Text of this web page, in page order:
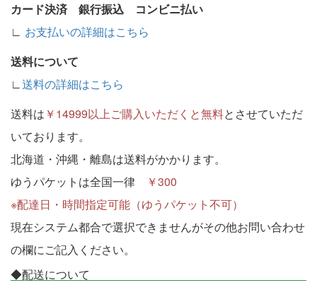
カード決済 銀行振込 コンビニ払い
∟ お支払いの詳細はこちら
送料について
∟送料の詳細はこちら
送料は ￥14999以上ご購入いただくと無料とさせていただ
いております。
北海道・沖縄・離島は送料がかかります。
ゆうパケットは全国一律
￥300
※配達日・時間指定可能（ゆうパケット不可）
現在システム都合で選択できませんがその他お問い合わせ
の欄にご記入ください。
◆配送について